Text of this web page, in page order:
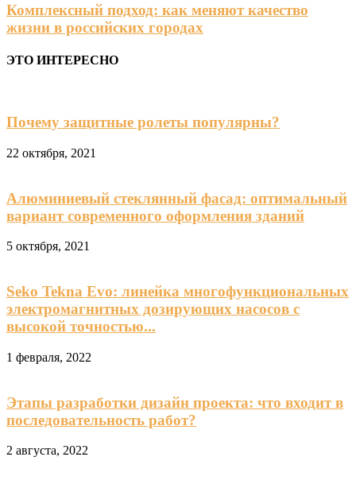
Комплексный подход: как меняют качество
жизни в российских городах
ЭТО ИНТЕРЕСНО
Почему защитные ролеты популярны?
22 октября, 2021
Алюминиевый стеклянный фасад: оптимальный
вариант современного оформления зданий
5 октября, 2021
Seko Tekna Evo: линейка многофункциональных
электромагнитных дозирующих насосов с
высокой точностью...
1 февраля, 2022
Этапы разработки дизайн проекта: что входит в
последовательность работ?
2 августа, 2022